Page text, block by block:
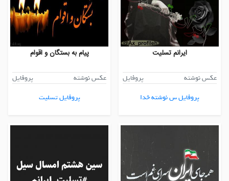
ایرانم تسلیت
عکس نوشته
پروفایل
پروفایل س نوشته خدا
پیام به بستگان و اقوام
عکس نوشته
پروفایل
پروفایل تسلیت